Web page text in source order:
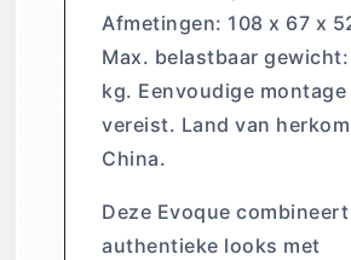
Afmetingen: 108 x 67 x
Max. belastbaar
kg. Eenvoudige montage
vereist. Land van
China.
Deze Evoque combineert
authentieke looks met